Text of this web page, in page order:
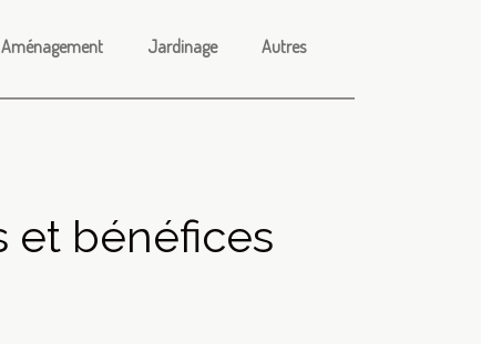
Aménagement Jardinage Autres
et bénéfices